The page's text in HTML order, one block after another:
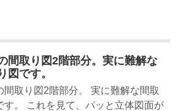
間取り図2階部分。実に難解な
図です。
間取り図2階部分。 実に難解な間取
す。 これを見て、パッと立体図面が